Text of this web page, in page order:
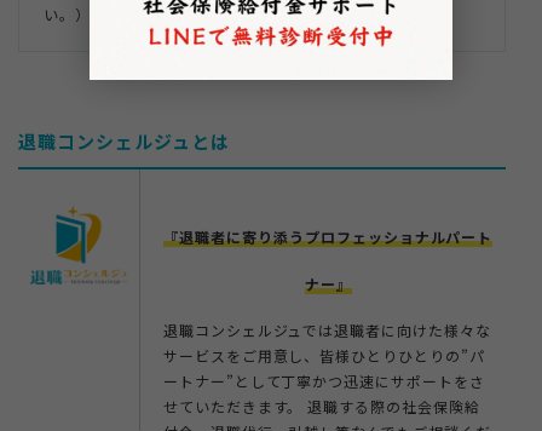
い。）
退職コンシェルジュとは
『退職者に寄り添うプロフェッショナルパート
ナー』
退職コンシェルジュでは退職者に向けた様々な
サービスをご用意し、皆様ひとりひとりの”パ
ートナー”として丁寧かつ迅速にサポートをさ
せていただきます。 退職する際の社会保険給